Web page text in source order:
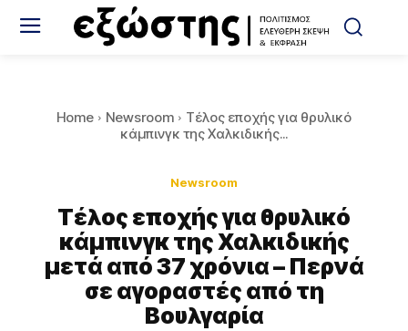
Home Newsroom
Tέλος εποχής για θρυλικό
κάμπινγκ της Χαλκιδικής...
Newsroom
Tέλος εποχής για θρυλικό
κάμπινγκ της Χαλκιδικής
μετά από 37 χρόνια – Περνά
σε αγοραστές από τη
Βουλγαρία